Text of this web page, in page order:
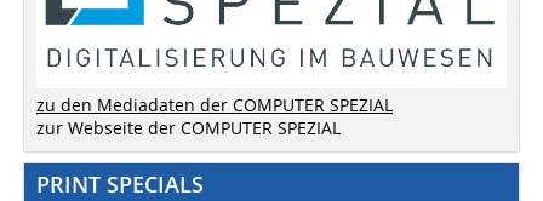
zu den Mediadaten der COMPUTER SPEZIAL
zur Webseite der COMPUTER SPEZIAL
PRINT SPECIALS